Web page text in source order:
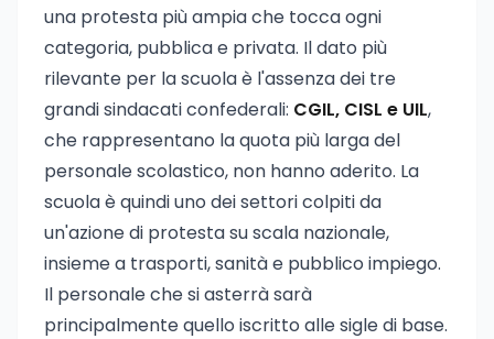
una protesta più ampia che tocca ogni
categoria, pubblica e privata. Il dato più
rilevante per la scuola è l'assenza dei tre
grandi sindacati confederali: CGIL, CISL e UIL,
che rappresentano la quota più larga del
personale scolastico, non hanno aderito. La
scuola è quindi uno dei settori colpiti da
un'azione di protesta su scala nazionale,
insieme a trasporti, sanità e pubblico impiego.
Il personale che si asterrà sarà
principalmente quello iscritto alle sigle di base.